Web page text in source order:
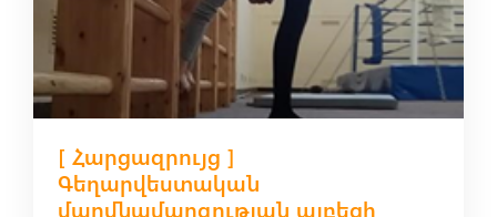
[ Հարցազրույց ]
Գեղարվեստական
մարմնամարզության այբեցի